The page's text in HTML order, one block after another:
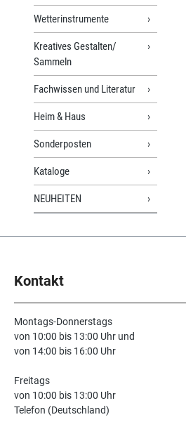
Wetterinstrumente
Kreatives Gestalten/
Sammeln
Fachwissen und Literatur
Heim & Haus
Sonderposten
Kataloge
NEUHEITEN
Kontakt
Montags-Donnerstags
von 10:00 bis 13:00 Uhr und
von 14:00 bis 16:00 Uhr
Freitags
von 10:00 bis 13:00 Uhr
Telefon (Deutschland)